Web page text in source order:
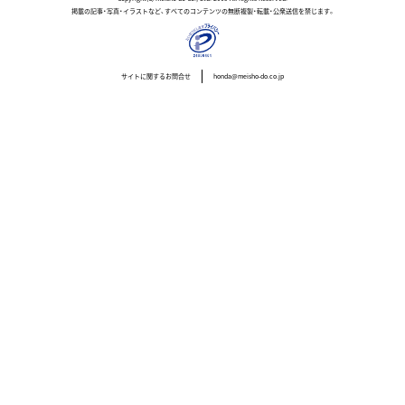
掲載の記事・写真・イラストなど、すべてのコンテンツの無断複製・転載・公衆送信を禁じます。
サイトに関するお問合せ honda@meisho-do.co.jp